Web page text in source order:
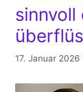
sinnvoll
17. Januar 2026